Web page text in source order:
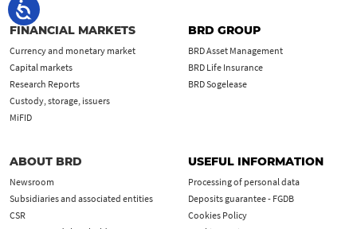
FINANCIAL MARKETS
Currency and monetary market
Capital markets
Research Reports
Custody, storage, issuers
MiFID
BRD GROUP
BRD Asset Management
BRD Life Insurance
BRD Sogelease
ABOUT BRD
Newsroom
Subsidiaries and associated entities
CSR
USEFUL INFORMATION
Processing of personal data
Deposits guarantee - FGDB
Cookies Policy